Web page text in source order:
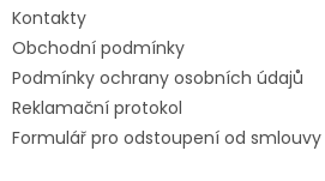
Kontakty
Obchodní podmínky
Podmínky ochrany osobních údajů
Reklamační protokol
Formulář pro odstoupení od smlouvy